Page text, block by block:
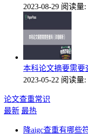
2023-08-29 阅读量:
本科论文摘要需要
2023-05-22 阅读量:
论文查重常识
最新 最热
降aigc查重有哪些